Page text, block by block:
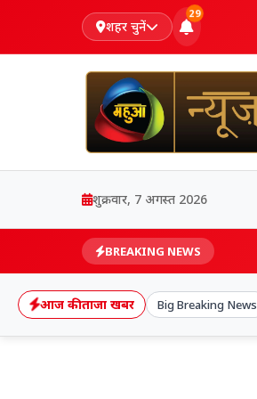
शहर चुनें
29
शुक्रवार, 7 अगस्त 2026
BREAKING NEWS
आज की ताजा खबर Big Breaking News